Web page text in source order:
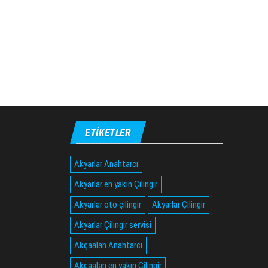
ETIKETLER
Akyarlar Anahtarcı
Akyarlar en yakın Çilingir
Akyarlar oto çilingir
Akyarlar Çilingir
Akyarlar Çilingir servisi
Akçaalan Anahtarcı
Akçaalan en yakın Çilingir